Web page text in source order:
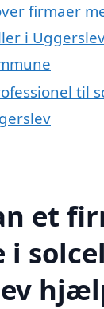
firmaer
i
til
et
i